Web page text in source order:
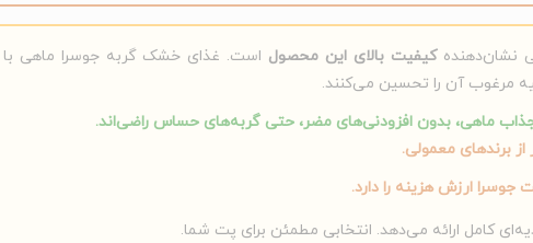
نشان‌دهندهکیفیت بالای این محصول
مرغوب آن را تحسین می‌کنند.
ماهی، بدون افزودنی‌های مضر، حتی گربه‌های حساس راضی‌اند.
برندهای معمولی.
ارزش هزینه را دارد.
کامل ارائه می‌دهد. انتخابی مطمئن برای پت شما.